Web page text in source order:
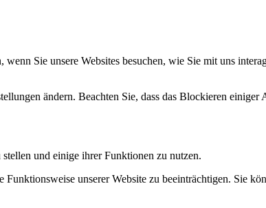
Sie unsere Websites besuchen, wie Sie mit uns
ändern. Beachten Sie, dass das Blockieren
und einige ihrer Funktionen zu nutzen.
unserer Website zu beeinträchtigen. Sie